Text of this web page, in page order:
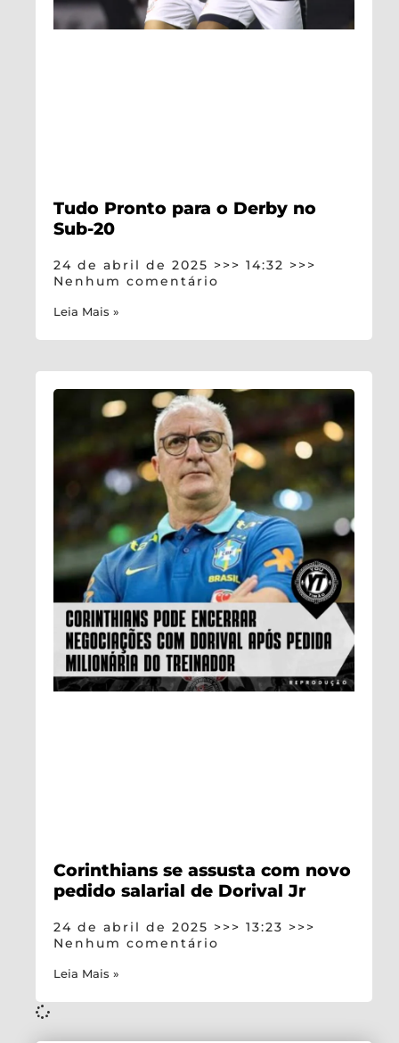
Tudo Pronto para o Derby no
Sub-20
24 de abril de 2025
14:32
Nenhum comentário
Leia Mais »
Corinthians se assusta com novo
pedido salarial de Dorival Jr
24 de abril de 2025
13:23
Nenhum comentário
Leia Mais »